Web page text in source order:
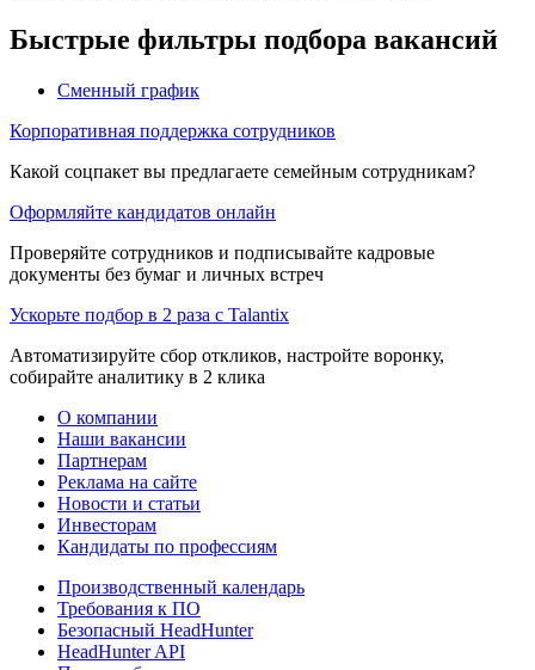
Быстрые фильтры подбора вакансий
Сменный график
Корпоративная поддержка сотрудников
Какой соцпакет вы предлагаете семейным сотрудникам?
Оформляйте кандидатов онлайн
Проверяйте сотрудников и подписывайте кадровые
документы без бумаг и личных встреч
Ускорьте подбор в 2 раза с Talantix
Автоматизируйте сбор откликов, настройте воронку,
собирайте аналитику в 2 клика
О компании
Наши вакансии
Партнерам
Реклама на сайте
Новости и статьи
Инвесторам
Кандидаты по профессиям
Производственный календарь
Требования к ПО
Безопасный HeadHunter
HeadHunter API